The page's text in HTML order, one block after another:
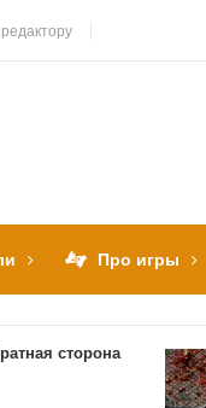
Про игры
сторона